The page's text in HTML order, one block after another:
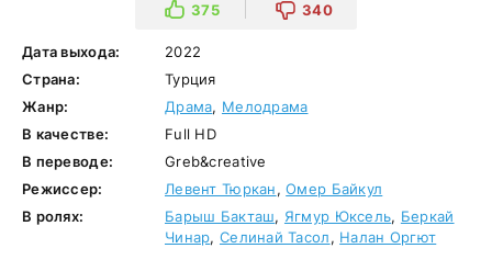
375 340
Дата выхода:
2022
Страна:
Турция
Жанр:
Драма, Мелодрама
В качестве:
Full HD
В переводе:
Greb&creative
Режиссер:
Левент Тюркан,Омер Байкул
В ролях:
Барыш Бакташ, Ягмур Юксель, Беркай
Чинар, Селинай Тасол, Налан Оргют